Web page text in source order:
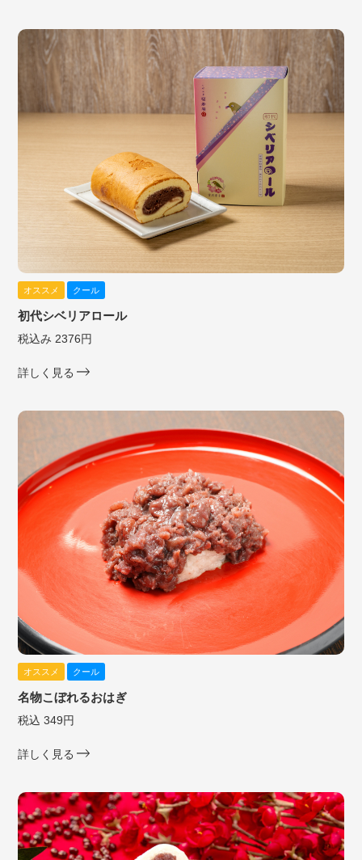
オススメ クール
初代シベリアロール
税込み 2376円
詳しく見る
オススメ クール
名物こぼれるおはぎ
税込 349円
詳しく見る